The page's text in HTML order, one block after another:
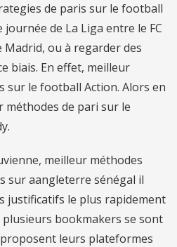
de paris sur le football
de La Liga entre le FC
Madrid, ou à regarder des
biais. En effet, meilleur
sur le football Action. Alors en
méthodes de pari sur le
meilleur méthodes
sur aangleterre sénégal il
justificatifs le plus rapidement
bookmakers se sont
leurs plateformes